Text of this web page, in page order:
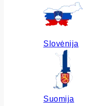
Slovėnija
Suomija